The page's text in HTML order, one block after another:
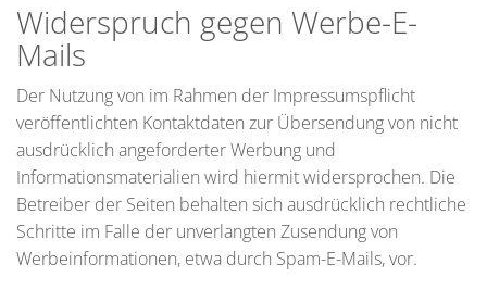
Widerspruch gegen Werbe-E-
Mails
Der Nutzung von im Rahmen der Impressumspflicht
veröffentlichten Kontaktdaten zur Übersendung von nicht
ausdrücklich angeforderter Werbung und
Informationsmaterialien wird hiermit widersprochen. Die
Betreiber der Seiten behalten sich ausdrücklich rechtliche
Schritte im Falle der unverlangten Zusendung von
Werbeinformationen, etwa durch Spam-E-Mails, vor.